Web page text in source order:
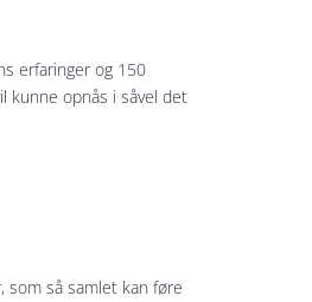
erfaringer og 150
kunne opnås i såvel det
så samlet kan føre